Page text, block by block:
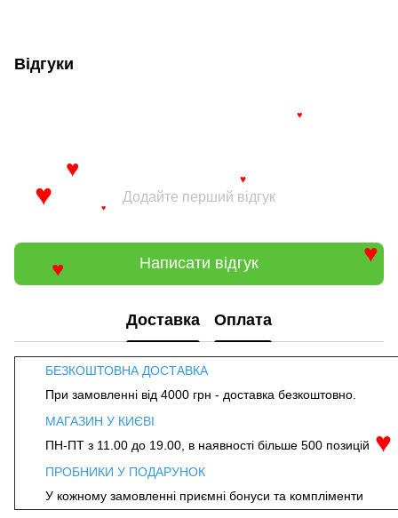
Відгуки
Додайте перший відгук
Написати відгук
Доставка Оплата
БЕЗКОШТОВНА ДОСТАВКА
При замовленні від 4000 грн - доставка безкоштовно.
МАГАЗИН У КИЄВІ
ПН-ПТ з 11.00 до 19.00, в наявності більше 500 позицій
ПРОБНИКИ У ПОДАРУНОК
У кожному замовленні приємні бонуси та компліменти
♥
♥
♥
♥
♥
♥
♥
♥